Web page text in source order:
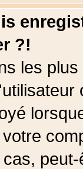
?!
les
cas,